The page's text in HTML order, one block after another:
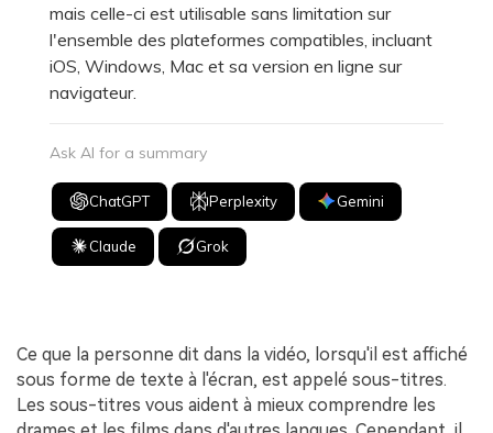
mais celle-ci est utilisable sans limitation sur
l'ensemble des plateformes compatibles, incluant
iOS, Windows, Mac et sa version en ligne sur
navigateur.
Ask AI for a summary
ChatGPT Perplexity Gemini
Claude Grok
Ce que la personne dit dans la vidéo, lorsqu'il est affiché
sous forme de texte à l'écran, est appelé sous-titres.
Les sous-titres vous aident à mieux comprendre les